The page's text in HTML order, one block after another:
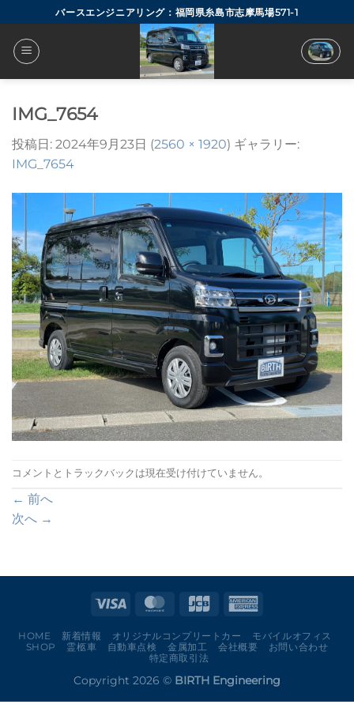
to
content
バースエンジニアリング：福岡県糸島市志摩馬場571-1
IMG_7654
投稿日: 2024年9月23日 (2560 × 1920) ギャラリー:
IMG_7654
コメントとトラックバックは現在受け付けていません。
← 前へ
次へ →
HOME 新着情報 オリジナルコンプリートカー
モバイルオフィス
SHOP
霊柩車 自動車点検 金属加工 会社概要
お問い合わせ
特定商取引法
Copyright 2026 © BIRTH Engineering